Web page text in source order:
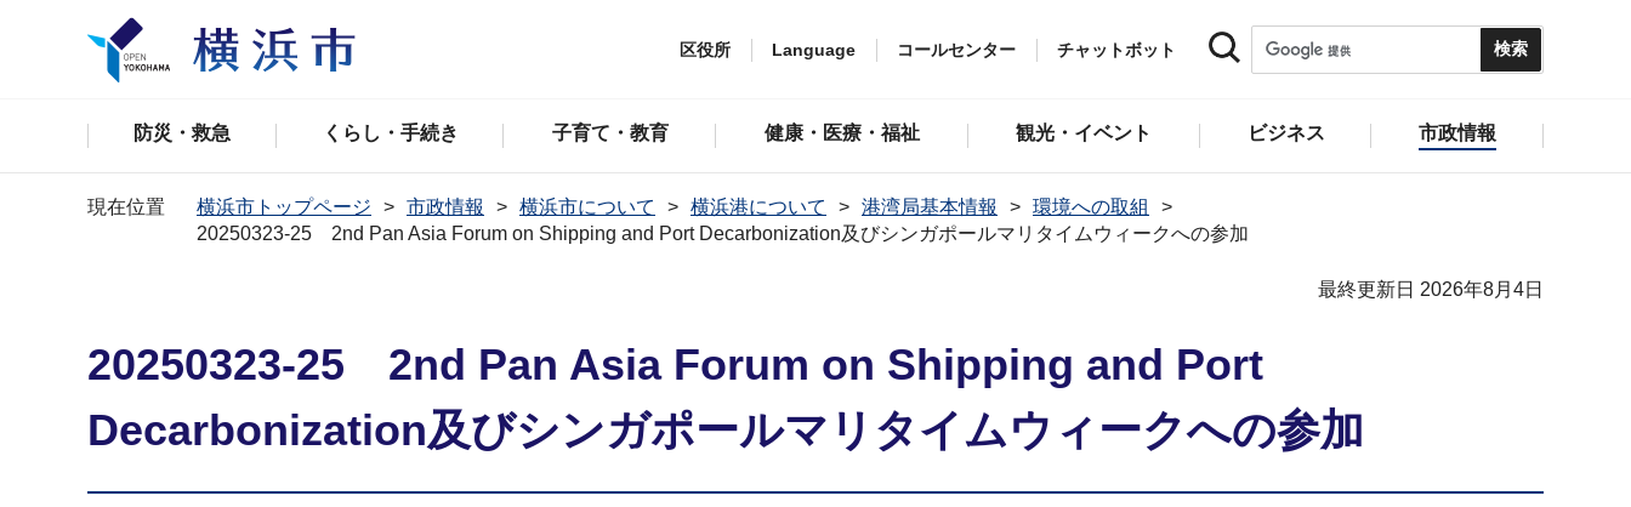
区役所 Language コールセンター チャットボット
防災・救急 くらし・手続き 子育て・教育 健康・医療・福祉 観光・イベント ビジネス 市政情報
現在位置 横浜市トップページ 市政情報 横浜市について 横浜港について 港湾局基本情報
環境への取組
20250323-25 2nd Pan Asia Forum on Shipping and Port Decarbonization及びシンガポールマリタイムウィークへの参加
最終更新日 2026年8月4日
20250323-25 2nd Pan Asia Forum on Shipping and Port
Decarbonization及びシンガポールマリタイムウィークへの参加